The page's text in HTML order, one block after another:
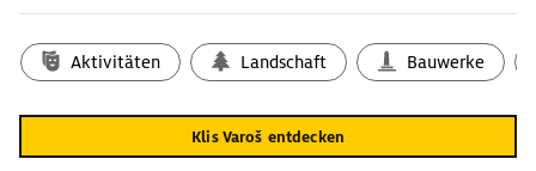
Aktivitäten Landschaft Bauwerke
Klis Varoš entdecken